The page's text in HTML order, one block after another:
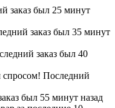
заказ был 25 минут
заказ был 35 минут
заказ был 40
спросом! Последний
был 55 минут назад